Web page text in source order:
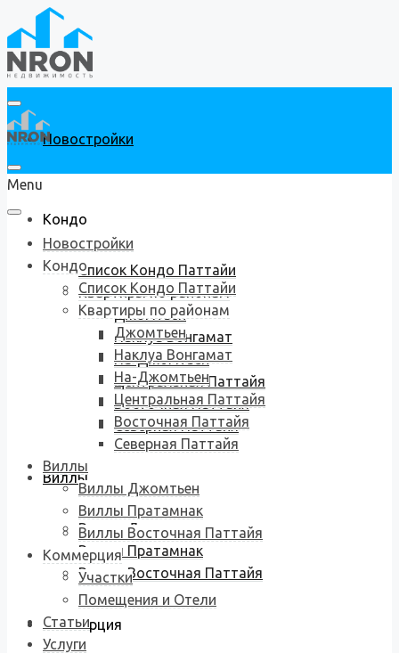
Новостройки
Кондо
Список Кондо Паттайи
Квартиры по районам
Джомтьен
Наклуа Вонгамат
На-Джомтьен
Центральная Паттайя
Восточная Паттайя
Северная Паттайя
Виллы
Виллы Джомтьен
Виллы Пратамнак
Виллы Восточная Паттайя
Коммерция
Menu
Новостройки
Кондо
Список Кондо Паттайи
Квартиры по районам
Джомтьен
Наклуа Вонгамат
На-Джомтьен
Центральная Паттайя
Восточная Паттайя
Северная Паттайя
Виллы
Виллы Джомтьен
Виллы Пратамнак
Виллы Восточная Паттайя
Коммерция
Участки
Помещения и Отели
Статьи
Услуги